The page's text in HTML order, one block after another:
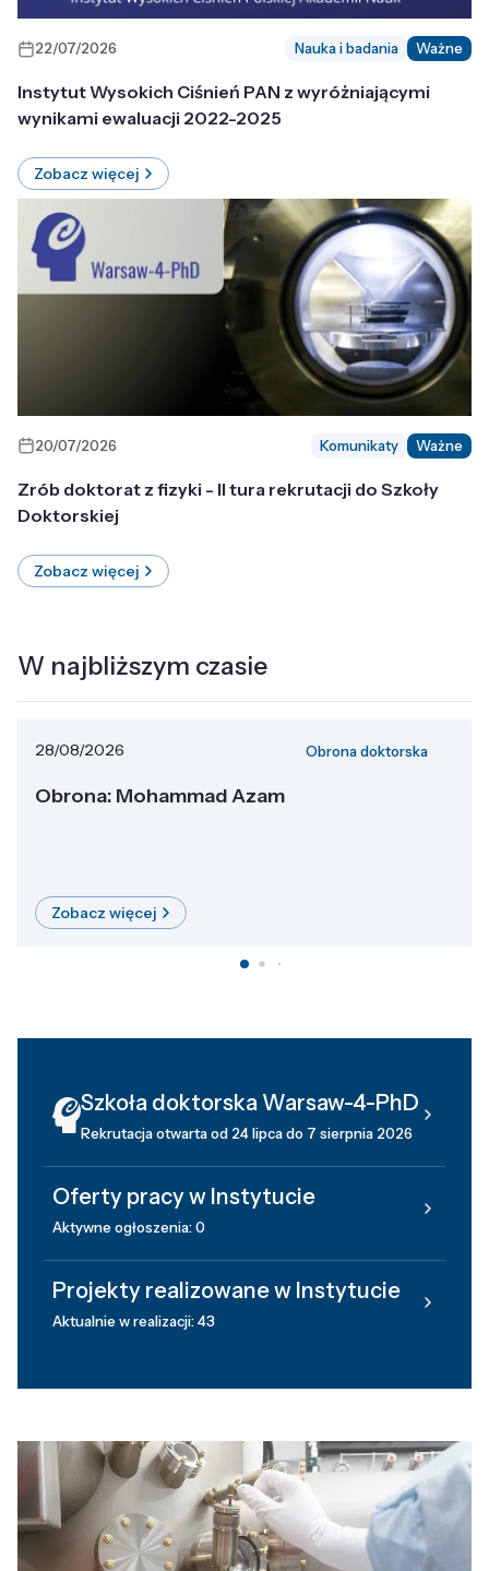
22/07/2026 Nauka i badania Ważne
Instytut Wysokich Ciśnień PAN z wyróżniającymi
wynikami ewaluacji 2022-2025
Zobacz więcej
20/07/2026 Komunikaty Ważne
Zrób doktorat z fizyki - II tura rekrutacji do Szkoły
Doktorskiej
Zobacz więcej
W najbliższym czasie
28/08/2026 Obrona doktorska
Obrona: Mohammad Azam
Zobacz więcej
Szkoła doktorska Warsaw-4-PhD
Rekrutacja otwarta od 24 lipca do 7 sierpnia 2026
Oferty pracy w Instytucie
Aktywne ogłoszenia: 0
Projekty realizowane w Instytucie
Aktualnie w realizacji: 43